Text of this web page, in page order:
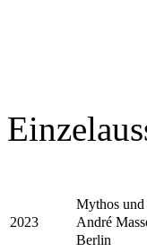
2023
Mythos
André
Berlin